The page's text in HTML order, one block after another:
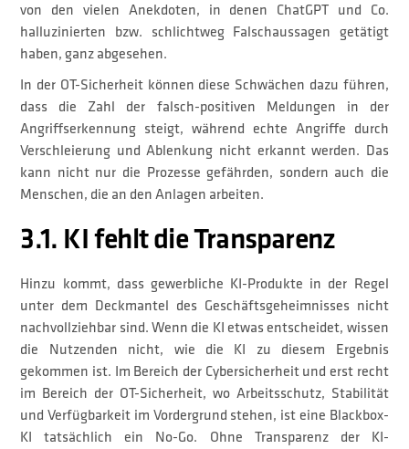
von den vielen Anekdoten, in denen ChatGPT und Co.
halluzinierten bzw. schlichtweg Falschaussagen getätigt
haben, ganz abgesehen.
In der OT-Sicherheit können diese Schwächen dazu führen,
dass die Zahl der falsch-positiven Meldungen in der
Angriffserkennung steigt, während echte Angriffe durch
Verschleierung und Ablenkung nicht erkannt werden. Das
kann nicht nur die Prozesse gefährden, sondern auch die
Menschen, die an den Anlagen arbeiten.
3.1. KI fehlt die Transparenz
Hinzu kommt, dass gewerbliche KI-Produkte in der Regel
unter dem Deckmantel des Geschäftsgeheimnisses nicht
nachvollziehbar sind. Wenn die KI etwas entscheidet, wissen
die Nutzenden nicht, wie die KI zu diesem Ergebnis
gekommen ist. Im Bereich der Cybersicherheit und erst recht
im Bereich der OT-Sicherheit, wo Arbeitsschutz, Stabilität
und Verfügbarkeit im Vordergrund stehen, ist eine Blackbox-
KI tatsächlich ein No-Go. Ohne Transparenz der KI-